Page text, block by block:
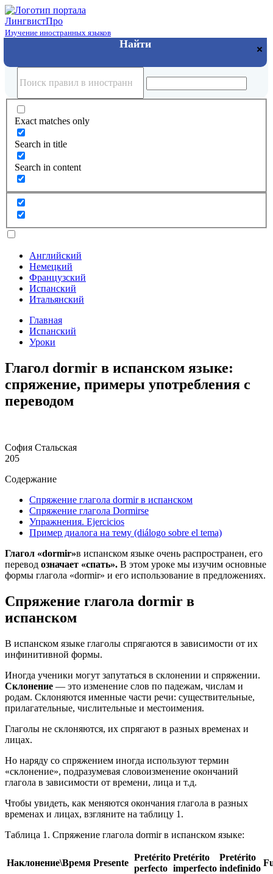
ЛингвистПро
Изучение иностранных языков
Exact matches only
Search in title
Search in content
Английский
Немецкий
Французский
Испанский
Итальянский
Главная
Испанский
Уроки
Глагол dormir в испанском языке:
спряжение, примеры употребления с
переводом
София Стальская
205
Содержание
Спряжение глагола dormir в испанском
Спряжение глагола Dormirse
Упражнения. Еjercicios
Пример диалога на тему (diálogo sobre el tema)
Глагол «dormir»в испанском языке очень распространен, его
перевод означает «спать». В этом уроке мы изучим основные
формы глагола «dormir» и его использование в предложениях.
Спряжение глагола dormir в
испанском
В испанском языке глаголы спрягаются в зависимости от их
инфинитивной формы.
Иногда ученики могут запутаться в склонении и спряжении.
Склонение — это изменение слов по падежам, числам и
родам. Склоняются именные части речи: существительные,
прилагательные, числительные и местоимения.
Глаголы не склоняются, их спрягают в разных временах и
лицах.
Но наряду со спряжением иногда используют термин
«склонение», подразумевая словоизменение окончаний
глагола в зависимости от времени, лица и т.д.
Чтобы увидеть, как меняются окончания глагола в разных
временах и лицах, взгляните на таблицу 1.
Таблица 1. Спряжение глагола dormir в испанском языке:
Наклонение\Время Presente
Pretérito
perfecto
Pretérito
imperfecto
Pretérito
indefinido